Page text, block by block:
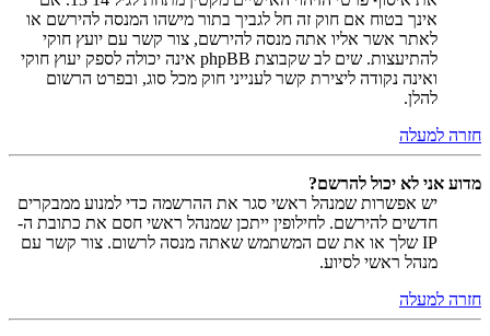
אינך בטוח אם חוק זה חל לגביך בתור מישהו המנסה להירשם או
לאתר אשר אליו אתה מנסה להירשם, צור קשר עם יועץ חוקי
להתיעצות. שים לב שקבוצת phpBB אינה יכולה לספק יעוץ חוקי
ואינה נקודה ליצירת קשר לענייני חוק מכל סוג, ובפרט הרשום
להלן.
חזרה למעלה
מדוע אני לא יכול להרשם?
יש אפשרות שמנהל ראשי סגר את ההרשמה כדי למנוע ממבקרים
חדשים להירשם. לחילופין ייתכן שמנהל ראשי חסם את כתובת ה-
IP שלך או את שם המשתמש שאתה מנסה לרשום. צור קשר עם
מנהל ראשי לסיוע.
חזרה למעלה